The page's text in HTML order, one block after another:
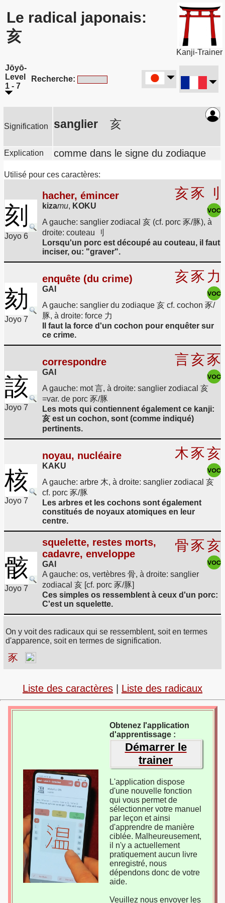
Le radical japonais:
亥
Kanji-Trainer
Jōyō-
Level
1 - 7
Recherche:
Signification sanglier 亥
Explication comme dans le signe du zodiaque
Utilisé pour ces caractères:
刻
Joyo 6
hacher, émincer
kizamu, KOKU
亥豕 刂
A gauche: sanglier zodiacal 亥 (cf. porc 豕/豚), à
droite: couteau 刂
Lorsqu'un porc est découpé au couteau, il faut
inciser, ou: "graver".
劾
Joyo 7
enquête (du crime)
GAI
亥豕 力
A gauche: sanglier du zodiaque 亥 cf. cochon 豕/
豚, à droite: force 力
Il faut la force d'un cochon pour enquêter sur
ce crime.
該
Joyo 7
correspondre
GAI
言亥豕
A gauche: mot 言, à droite: sanglier zodiacal 亥
=var. de porc 豕/豚
Les mots qui contiennent également ce kanji:
亥 est un cochon, sont (comme indiqué)
pertinents.
核
Joyo 7
noyau, nucléaire
KAKU
木豕亥
A gauche: arbre 木, à droite: sanglier zodiacal 亥
cf. porc 豕/豚
Les arbres et les cochons sont également
constitués de noyaux atomiques en leur
centre.
骸
Joyo 7
squelette, restes morts,
cadavre, enveloppe
GAI
骨豕亥
A gauche: os, vertèbres 骨, à droite: sanglier
zodiacal 亥 [cf. porc 豕/豚]
Ces simples os ressemblent à ceux d'un porc:
C'est un squelette.
On y voit des radicaux qui se ressemblent, soit en termes
d'apparence, soit en termes de signification.
豕
Liste des caractères Liste des radicaux
Obtenez l'application
d'apprentissage :
Démarrer le
trainer
L'application dispose
d'une nouvelle fonction
qui vous permet de
sélectionner votre manuel
par leçon et ainsi
d'apprendre de manière
ciblée. Malheureusement,
il n'y a actuellement
pratiquement aucun livre
enregistré, nous
dépendons donc de votre
aide.
Veuillez nous envoyer les